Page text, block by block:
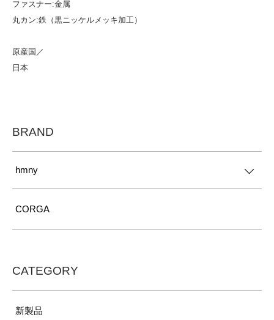
ファスナー:金属
丸カン:鉄（黒ニッケルメッキ加工）
原産国／
日本
BRAND
hmny
CORGA
CATEGORY
新製品